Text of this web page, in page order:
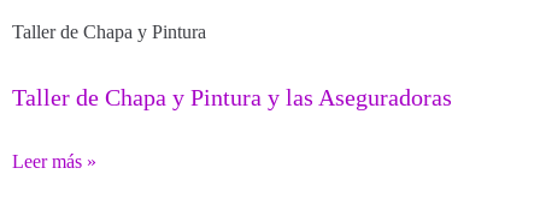
Taller de Chapa y Pintura
Taller de Chapa y Pintura y las Aseguradoras
Leer más »